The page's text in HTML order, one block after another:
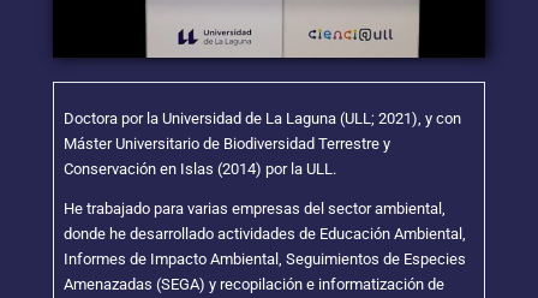
Doctora por la Universidad de La Laguna (ULL; 2021), y con
Máster Universitario de Biodiversidad Terrestre y
Conservación en Islas (2014) por la ULL.
He trabajado para varias empresas del sector ambiental,
donde he desarrollado actividades de Educación Ambiental,
Informes de Impacto Ambiental, Seguimientos de Especies
Amenazadas (SEGA) y recopilación e informatización de